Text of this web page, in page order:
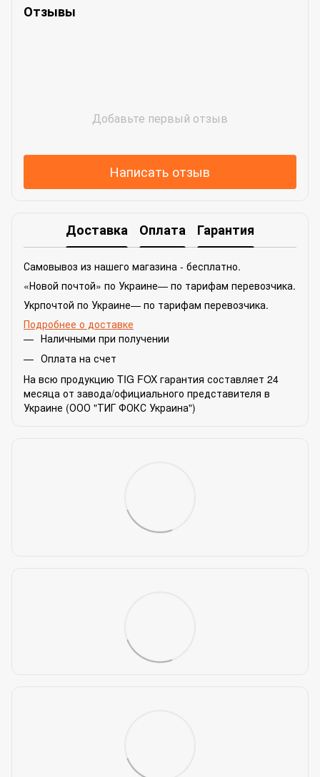
Отзывы
Добавьте первый отзыв
Написать отзыв
Доставка Оплата Гарантия
Самовывоз из нашего магазина - бесплатно.
«Новой почтой» по Украине— по тарифам перевозчика.
Укрпочтой по Украине— по тарифам перевозчика.
Подробнее о доставке
Наличными при получении
Оплата на счет
На всю продукцию TIG FOX гарантия составляет 24
месяца от завода/официального представителя в
Украине (ООО "ТИГ ФОКС Украина")